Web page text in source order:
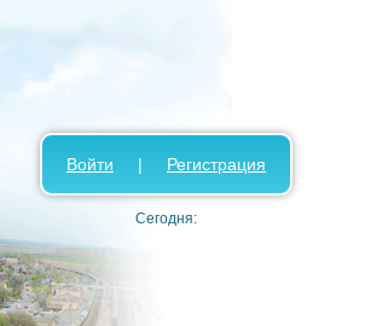
Войти | Регистрация
Сегодня: